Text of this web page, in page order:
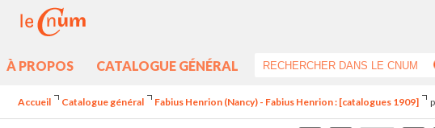
À PROPOS CATALOGUE GÉNÉRAL
Accueil Catalogue général Fabius Henrion (Nancy) - Fabius Henrion : [catalogues 1909]